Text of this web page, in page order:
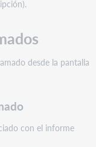
desde la pantalla
con el informe